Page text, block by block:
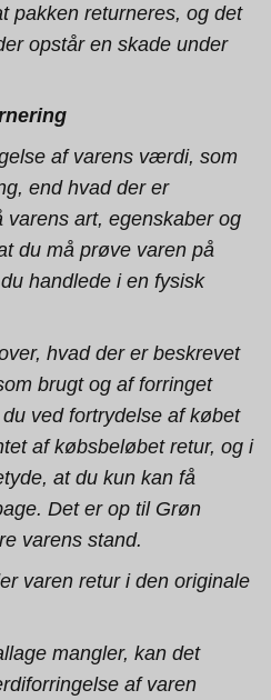
pakken returneres, og det
opstår en skade under
af varens værdi, som
end hvad der er
art, egenskaber og
du må prøve varen på
handlede i en fysisk
hvad der er beskrevet
brugt og af forringet
ved fortrydelse af købet
af købsbeløbet retur, og i
at du kun kan få
Det er op til Grøn
varens stand.
varen retur i den originale
mangler, kan det
af varen